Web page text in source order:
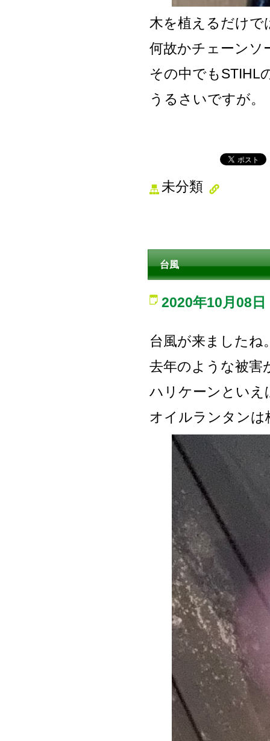
木を植えるだけで
何故かチェーンソ
その中でもSTIHL
うるさいですが。
未分類
台風
2020年10月08日
台風が来ましたね
去年のような被害
ハリケーンといえ
オイルランタンは